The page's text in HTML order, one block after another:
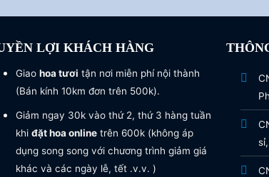
LỢI KHÁCH HÀNG
Giao hoa tươi tận nơi miễn phí nội thành
(Bán kính 10km đơn trên 500k).
Giảm ngay 30k vào thứ 2, thứ 3 hàng tuần
khi đặt hoa onlinetrên 600k (không áp
dụng song song với chương trình giảm giá
khác và các ngày lễ, tết .v.v. )